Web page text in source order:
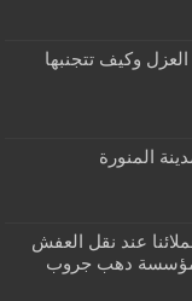
المنورة
عند نقل العفش
دهب جروب